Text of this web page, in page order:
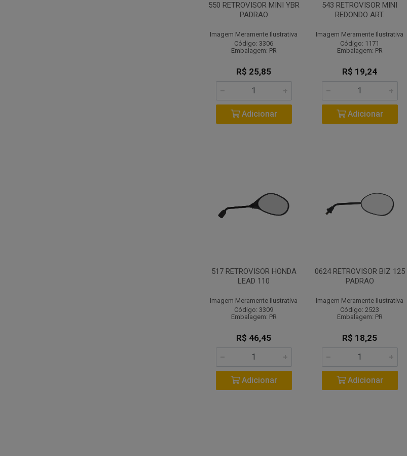
550 RETROVISOR MINI YBR
PADRAO
Imagem Meramente Ilustrativa
Código: 3306
Embalagem: PR
R$ 25,85
Adicionar
543 RETROVISOR MINI
REDONDO ART.
Imagem Meramente Ilustrativa
Código: 1171
Embalagem: PR
R$ 19,24
Adicionar
517 RETROVISOR HONDA
LEAD 110
Imagem Meramente Ilustrativa
Código: 3309
Embalagem: PR
R$ 46,45
Adicionar
0624 RETROVISOR BIZ 125
PADRAO
Imagem Meramente Ilustrativa
Código: 2523
Embalagem: PR
R$ 18,25
Adicionar